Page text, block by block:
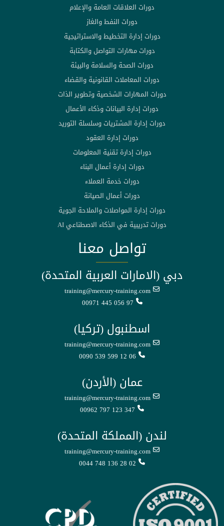
دورات العلاقات العامة والإعلام
دورات النفط والغاز
دورات إدارة التخطيط والاستراتيجية
دورات مهارات التواصل والكتابة
دورات الصحة والسلامة والبيئة
دورات المعاملات القانونية والقضاء
دورات المهارات الشخصية وتطوير الذات
دورات إدارة البيانات وذكاء الأعمال
دورات إدارة المشتريات وسلسلة التوريد
دورات إدارة العقود
دورات إدارة تقنية المعلومات
دورات إدارة أعمال البناء
دورات خدمة العملاء
دورات أعمال الصيانة
دورات إدارة المواصلات والملاحة الجوية
دورات تدريبية في الذكاء الاصطناعي AI
تواصل معنا
دبي (الامارات العربية المتحدة)
training@mercury-training.com
00971 445 056 97
اسطنبول (تركيا)
training@mercury-training.com
0090 539 599 12 06
عمان (الأردن)
training@mercury-training.com
00962 797 123 347
لندن (المملكة المتحدة)
training@mercury-training.com
0044 748 136 28 02